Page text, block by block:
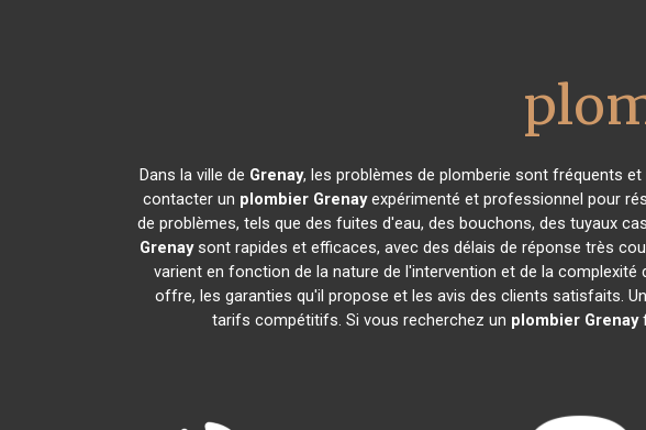
Dans la ville de Grenay, les problèmes de plomberie sont fréquents
contacter un plombier Grenayexpérimenté et professionnel pour
de problèmes, tels que des fuites d'eau, des bouchons, des tuyaux
Grenaysont rapides et efficaces, avec des délais de réponse très
varient en fonction de la nature de l'intervention et de la complexité
offre, les garanties qu'il propose et les avis des clients satisfaits.
tarifs compétitifs. Si vous recherchez un plombier Grenay